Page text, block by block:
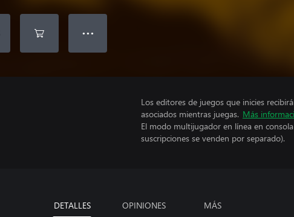
● ● ●
Los editores de juegos que inicies
asociados mientras juegas. Más
El modo multijugador en línea en
suscripciones se venden por separado).
DETALLES OPINIONES MÁS